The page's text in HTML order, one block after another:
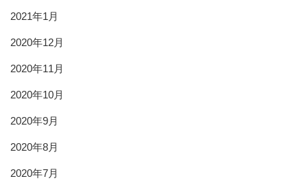
2021年1月
2020年12月
2020年11月
2020年10月
2020年9月
2020年8月
2020年7月